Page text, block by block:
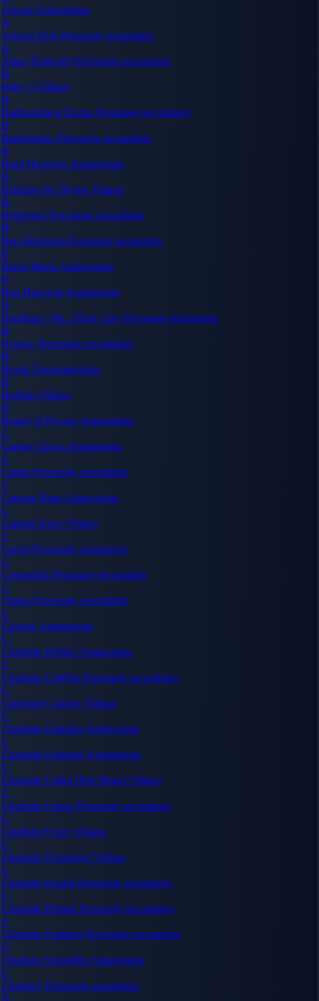
Arlong Antagonista
A
Ashura Doji Personaje secundario
A
Atlas (Punk-09) Personaje secundario
B
Baby 5 Villano
B
Bartholomew Kuma Personaje secundario
B
Bartolomeo Personaje secundario
B
Basil Hawkins Antagonista
B
Bellamy the Hyena Villano
B
Bellemere Personaje secundario
B
Ben Beckman Personaje secundario
B
Black Maria Antagonista
B
Boa Hancock Antagonista
B
Bentham / Mr. 2 Bon Clay Personaje secundario
B
Broggy Personaje secundario
B
Brook Deuteragonista
B
Buffalo Villano
B
Buggy el Payaso Antagonista
C
Caesar Clown Antagonista
C
Camie Personaje secundario
C
Capone Bege Antagonista
C
Captain Kuro Villano
C
Carrot Personaje secundario
C
Cavendish Personaje secundario
C
Chaka Personaje secundario
C
Charlos Antagonista
C
Charlotte Brûlée Antagonista
C
Charlotte Chiffon Personaje secundario
C
Charlotte CrackerVillano
C
Charlotte Daifuku Antagonista
C
Charlotte Katakuri Antagonista
C
Charlotte Linlin (Big Mom) Villano
C
Charlotte Opera Personaje secundario
C
Charlotte Oven Villano
C
Charlotte Perospero Villano
C
Charlotte Pound Personaje secundario
C
Charlotte Praline Personaje secundario
C
Charlotte Pudding Personaje secundario
C
Charlotte Smoothie Antagonista
C
Chimney Personaje secundario
N